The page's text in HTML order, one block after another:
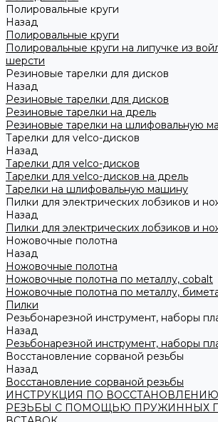
Полировальные круги
Назад
Полировальные круги
Полировальные круги на липучке из
шерсти
Резиновые тарелки для дисков
Назад
Резиновые тарелки для дисков
Резиновые тарелки на дрель
Резиновые тарелки на шлифовальную
Тарелки для velco-дисков
Назад
Тарелки для velco-дисков
Тарелки для velco-дисков на дрель
Тарелки на шлифовальную машину
Пилки для электрических лобзиков и
Назад
Пилки для электрических лобзиков и
Ножовочные полотна
Назад
Ножовочные полотна
Ножовочные полотна по металлу, cobalt
Ножовочные полотна по металлу,
Пилки
Резьбонарезной инструмент, наборы
Назад
Резьбонарезной инструмент, наборы
Восстановление сорваной резьбы
Назад
Восстановление сорваной резьбы
ИНСТРУКЦИЯ ПО
РЕЗЬБЫ С ПОМОЩЬЮ ПРУЖИННЫХ